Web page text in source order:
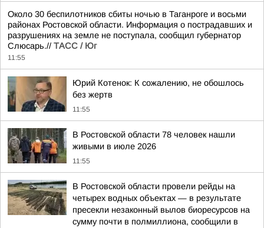
Около 30 беспилотников сбиты ночью в Таганроге и восьми
районах Ростовской области. Информация о пострадавших и
разрушениях на земле не поступала, сообщил губернатор
Слюсарь.// ТАСС / Юг
11:55
Юрий Котенок: К сожалению, не обошлось
без жертв
11:55
В Ростовской области 78 человек нашли
живыми в июле 2026
11:55
В Ростовской области провели рейды на
четырех водных объектах — в результате
пресекли незаконный вылов биоресурсов на
сумму почти в полмиллиона, сообщили в